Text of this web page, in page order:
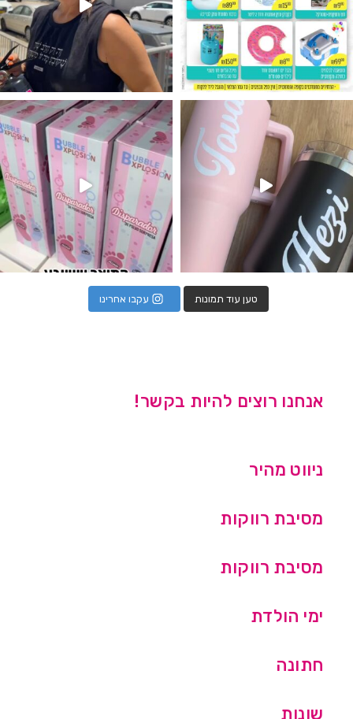
מטף לגילוי מין העובר חזר למלא
טען עוד תמונות עקבו אחרינו
אנחנו רוצים להיות בקשר!
ניווט מהיר
מסיבת רווקות
מסיבת רווקות
ימי הולדת
חתונה
שונות